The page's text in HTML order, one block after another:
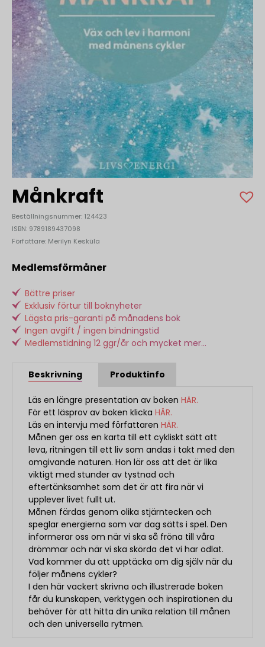
Månkraft
Beställningsnummer: 124423
ISBN: 9789189437098
Författare: Merilyn Kesküla
Medlemsförmåner
Bättre priser
Exklusiv förtur till boknyheter
Lägsta pris-garanti på månadens bok
Ingen avgift / ingen bindningstid
Medlemstidning 12 ggr/år och mycket mer...
Beskrivning Produktinfo
Läs en längre presentation av boken HÄR.
För ett läsprov av boken klicka HÄR.
Läs en intervju med författaren HÄR.
Månen ger oss en karta till ett cykliskt sätt att
leva, ritningen till ett liv som andas i takt med den
omgivande naturen. Hon lär oss att det är lika
viktigt med stunder av tystnad och
eftertänksamhet som det är att fira när vi
upplever livet fullt ut.
Månen färdas genom olika stjärntecken och
speglar energierna som var dag sätts i spel. Den
informerar oss om när vi ska så fröna till våra
drömmar och när vi ska skörda det vi har odlat.
Vad kommer du att upptäcka om dig själv när du
följer månens cykler?
I den här vackert skrivna och illustrerade boken
får du kunskapen, verktygen och inspirationen du
behöver för att hitta din unika relation till månen
och den universella rytmen.